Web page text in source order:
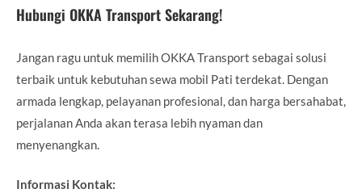
Hubungi OKKA Transport Sekarang!
Jangan ragu untuk memilih OKKA Transport sebagai solusi
terbaik untuk kebutuhan sewa mobil Pati terdekat. Dengan
armada lengkap, pelayanan profesional, dan harga bersahabat,
perjalanan Anda akan terasa lebih nyaman dan
menyenangkan.
Informasi Kontak: